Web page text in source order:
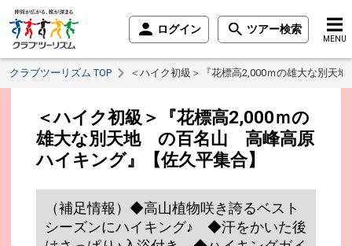
ログイン ツアー検索
MENU
クラブツーリズム TOP ＜ハイク初級＞『花標高2,000ｍの雄大な別
＜ハイク初級＞『花標高2,000ｍの
雄大な別天地 の百名山 高峰高原
ハイキング』【佐久平集合】
（補足情報）◆高山植物咲き誇るベスト
シーズンにハイキング♪ ◆汗をかいた後